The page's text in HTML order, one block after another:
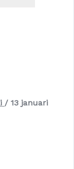
/ 13 januari